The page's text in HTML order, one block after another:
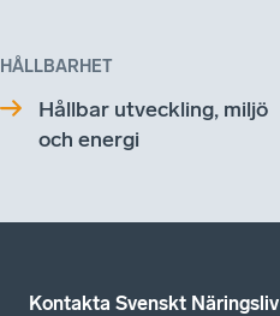
HÅLLBARHET
Hållbar utveckling, miljö
och energi
Kontakta Svenskt Näringsliv